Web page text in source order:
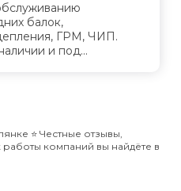
балок,
ГРМ, ЧИП.
и под...
⭐️ Честные отзывы,
компаний вы найдёте в